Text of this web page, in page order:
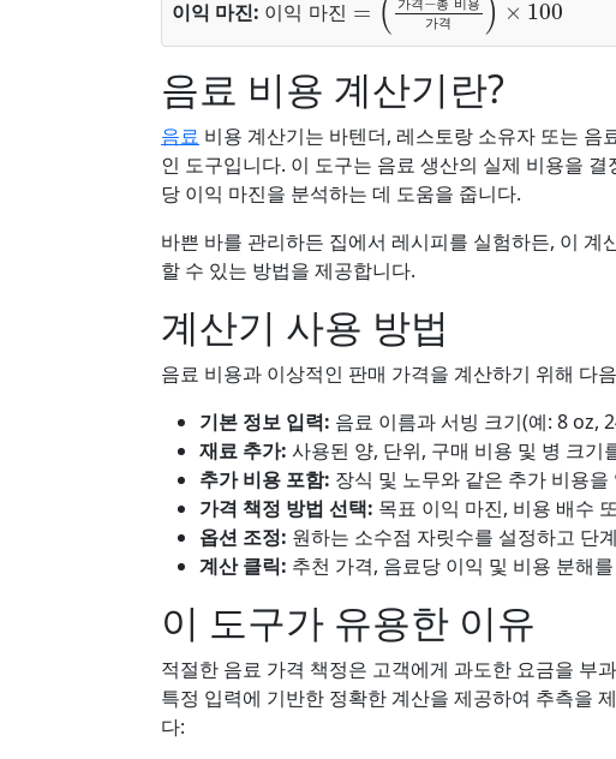
이익 마진: 이 익 진
음료 비용 계산기란?
음료 비용 계산기는 바텐더, 레스토랑 소유자 또는
인 도구입니다. 이 도구는 음료 생산의 실제 비용을
당 이익 마진을 분석하는 데 도움을 줍니다.
바쁜 바를 관리하든 집에서 레시피를 실험하든, 이
할 수 있는 방법을 제공합니다.
계산기 사용 방법
음료 비용과 이상적인 판매 가격을 계산하기 위해 다
기본 정보 입력: 음료 이름과 서빙 크기(예: 8 oz,
재료 추가: 사용된 양, 단위, 구매 비용 및 병 크
추가 비용 포함: 장식 및 노무와 같은 추가 비용
가격 책정 방법 선택: 목표 이익 마진, 비용 배수
옵션 조정: 원하는 소수점 자릿수를 설정하고 단
계산 클릭: 추천 가격, 음료당 이익 및 비용 분해
이 도구가 유용한 이유
적절한 음료 가격 책정은 고객에게 과도한 요금을 부
특정 입력에 기반한 정확한 계산을 제공하여 추측을
다: